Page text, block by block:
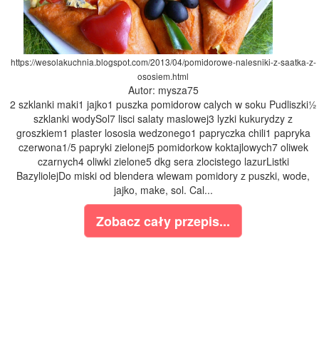
https://wesolakuchnia.blogspot.com/2013/04/pomidorowe-nalesniki-z-saatka-z-
ososiem.html
Autor: mysza75
2 szklanki maki1 jajko1 puszka pomidorow calych w soku Pudliszki½
szklanki wodySol7 lisci salaty maslowej3 lyzki kukurydzy z
groszkiem1 plaster lososia wedzonego1 papryczka chili1 papryka
czerwona1/5 papryki zielonej5 pomidorkow koktajlowych7 oliwek
czarnych4 oliwki zielone5 dkg sera zlocistego lazurListki
BazyliolejDo miski od blendera wlewam pomidory z puszki, wode,
jajko, make, sol. Cal...
Zobacz cały przepis...